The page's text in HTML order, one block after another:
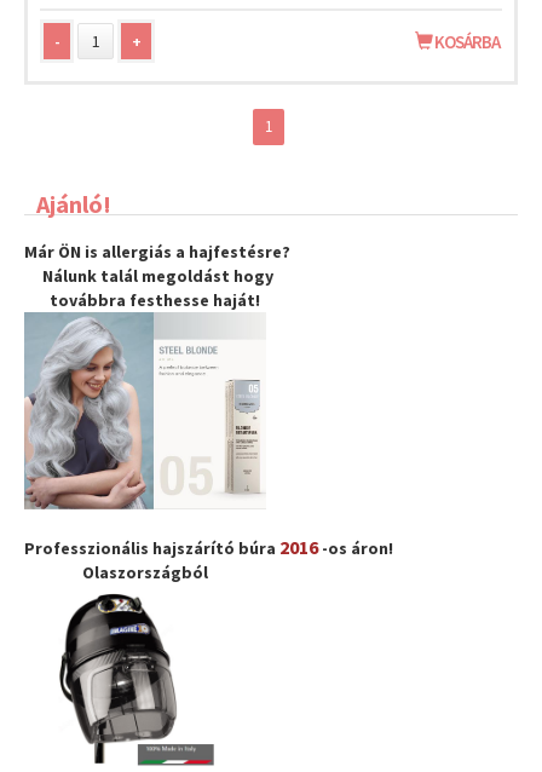
- + KOSÁRBA
1
Ajánló!
Már ÖN is allergiás a hajfestésre?
Nálunk talál megoldást hogy
továbbra festhesse haját!
Professzionális hajszárító búra 2016-os áron!
Olaszországból